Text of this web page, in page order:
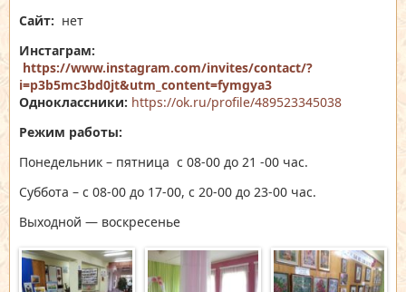
Сайт: нет
Инстаграм:
https://www.instagram.com/invites/contact/?
i=p3b5mc3bd0jt&utm_content=fymgya3
Одноклассники: https://ok.ru/profile/489523345038
Режим работы:
Понедельник – пятница с 08-00 до 21 -00 час.
Суббота – с 08-00 до 17-00, с 20-00 до 23-00 час.
Выходной — воскресенье